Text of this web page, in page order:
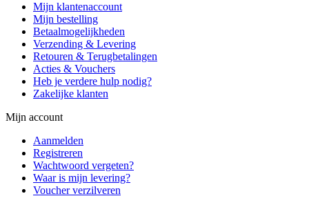
Mijn klantenaccount
Mijn bestelling
Betaalmogelijkheden
Verzending & Levering
Retouren & Terugbetalingen
Acties & Vouchers
Heb je verdere hulp nodig?
Zakelijke klanten
Mijn account
Aanmelden
Registreren
Wachtwoord vergeten?
Waar is mijn levering?
Voucher verzilveren